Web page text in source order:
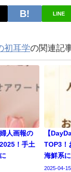
LINE
初耳学の関連記
人画報の
！手土
【
TOP3！
海鮮系に
2025-04-15